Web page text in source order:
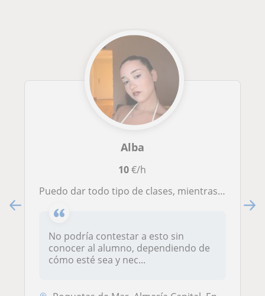
Alba
10€/h
Puedo dar todo tipo de clases, mientras sean asignaturas de primaria, secundaria y bachillerato de sociales!
No podría contestar a esto sin
conocer al alumno, dependiendo de
cómo esté sea y nec...